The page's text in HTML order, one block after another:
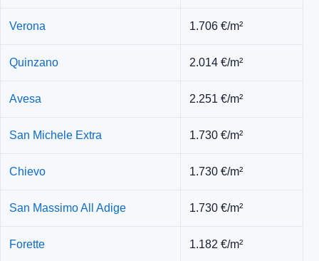
Verona 1.706 €/m²
Quinzano 2.014 €/m²
Avesa 2.251 €/m²
San Michele Extra 1.730 €/m²
Chievo 1.730 €/m²
San Massimo All Adige 1.730 €/m²
Forette 1.182 €/m²